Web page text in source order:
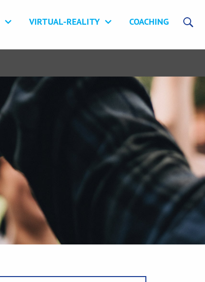
VIRTUAL-REALITY COACHING